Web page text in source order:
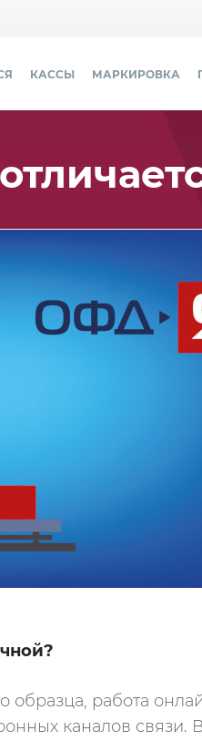
КАССЫ МАРКИРОВКА
образца, работа
каналов связи.